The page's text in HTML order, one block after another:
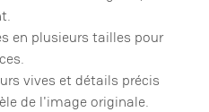
en plusieurs tailles pour
vives et détails précis
de l'image originale.